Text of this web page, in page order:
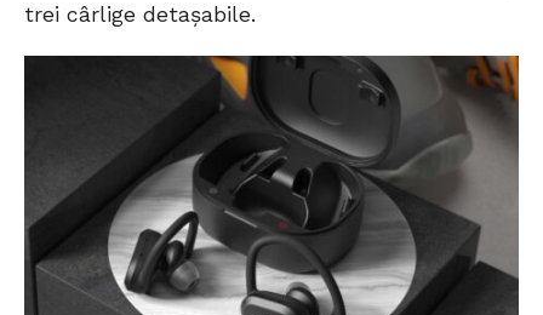
trei cârlige detașabile.